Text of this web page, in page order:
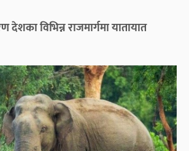
देशका विभिन्न राजमार्गमा यातायात